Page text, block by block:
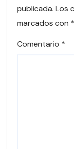
publicada. Los
marcados con *
Comentario *